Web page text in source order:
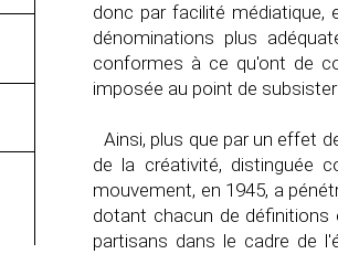
donc par facilité
dénominations plus
conformes à ce qu'ont de
imposée au point de
Ainsi, plus que par un effet
de la créativité, distinguée
mouvement, en 1945, a
dotant chacun de
partisans dans le cadre de